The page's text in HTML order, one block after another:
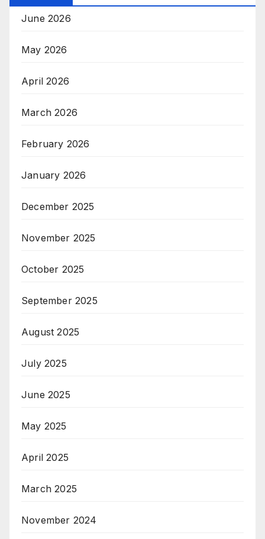
June 2026
May 2026
April 2026
March 2026
February 2026
January 2026
December 2025
November 2025
October 2025
September 2025
August 2025
July 2025
June 2025
May 2025
April 2025
March 2025
November 2024